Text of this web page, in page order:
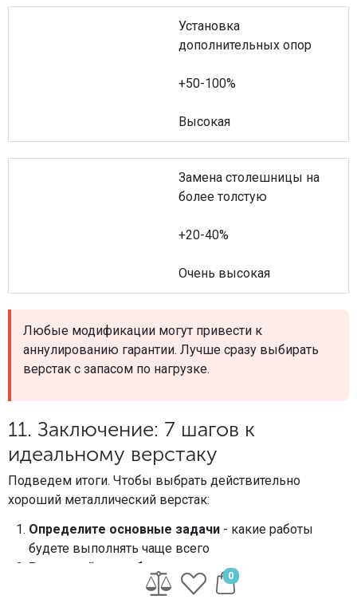
Установка
дополнительных опор
+50-100%
Высокая
Замена столешницы на
более толстую
+20-40%
Очень высокая
Любые модификации могут привести к
аннулированию гарантии. Лучше сразу выбирать
верстак с запасом по нагрузке.
11. Заключение: 7 шагов к
идеальному верстаку
Подведем итоги. Чтобы выбрать действительно
хороший металлический верстак:
Определите основные задачи - какие работы
будете выполнять чаще всего
Рассчитайте необходимую грузоподъемность
0